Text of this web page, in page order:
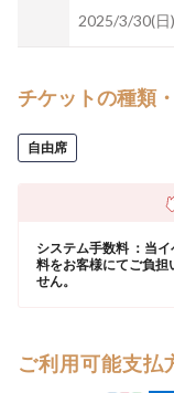
2025/3/30(日
チケットの種類
自由席
システム手数料 ：当
料をお客様にてご負担
せん。
ご利用可能支払